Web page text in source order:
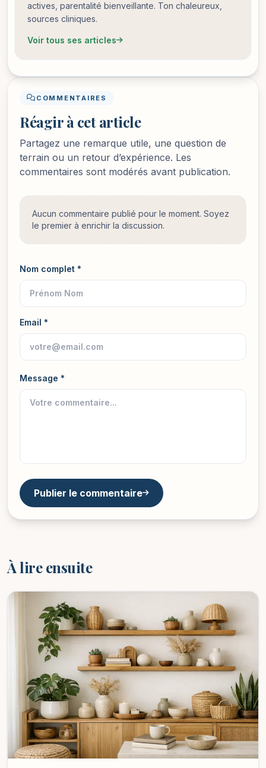
actives, parentalité bienveillante. Ton chaleureux,
sources cliniques.
Voir tous ses articles
COMMENTAIRES
Réagir à cet article
Partagez une remarque utile, une question de
terrain ou un retour d’expérience. Les
commentaires sont modérés avant publication.
Aucun commentaire publié pour le moment. Soyez
le premier à enrichir la discussion.
Nom complet *
Email *
Message *
Publier le commentaire
À lire ensuite